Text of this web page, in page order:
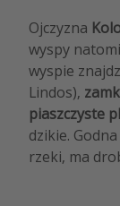
Ojczyzna
wyspy
wyspie
Lindos),
piaszczyste
dzikie.
rzeki, ma